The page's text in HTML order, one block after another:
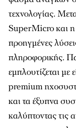
τεχνολογίας.
SuperMicro και
προηγμένες
πληροφορικής.
εμπλουτίζεται με
premium
και τα έξυπνα
καλύπτοντας τις